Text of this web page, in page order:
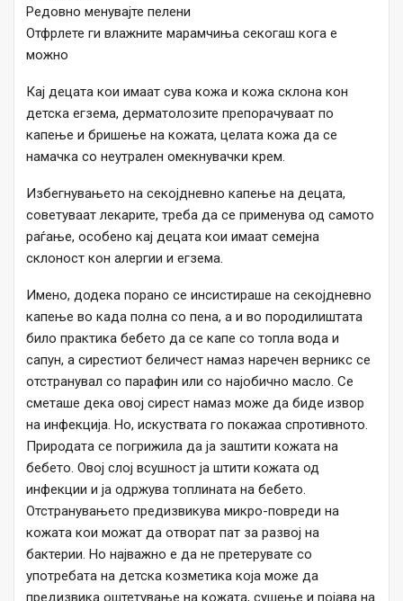
Редовно менувајте пелени
Отфрлете ги влажните марамчиња секогаш кога е
можно
Кај децата кои имаат сува кожа и кожа склона кон
детска егзема, дерматолозите препорачуваат по
капење и бришење на кожата, целата кожа да се
намачка со неутрален омекнувачки крем.
Избегнувањето на секојдневно капење на децата,
советуваат лекарите, треба да се применува од самото
раѓање, особено кај децата кои имаат семејна
склоност кон алергии и егзема.
Имено, додека порано се инсистираше на секојдневно
капење во када полна со пена, а и во породилиштата
било практика бебето да се капе со топла вода и
сапун, а сирестиот беличест намаз наречен верникс се
отстранувал со парафин или со најобично масло. Се
сметаше дека овој сирест намаз може да биде извор
на инфекција. Но, искуствата го покажаа спротивното.
Природата се погрижила да ја заштити кожата на
бебето. Овој слој всушност ја штити кожата од
инфекции и ја одржува топлината на бебето.
Отстранувањето предизвикува микро-повреди на
кожата кои можат да отворат пат за развој на
бактерии. Но најважно е да не претерувате со
употребата на детска козметика која може да